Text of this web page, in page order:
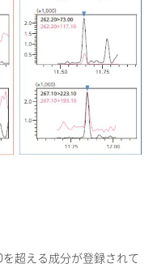
超える成分が登録されて